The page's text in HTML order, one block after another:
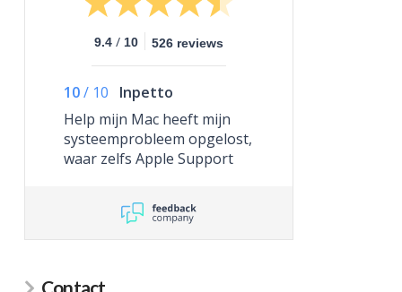
9.4 / 10 526 reviews
10/ 10
Inpetto
Help mijn Mac heeft mijn
systeemprobleem opgelost,
waar zelfs Apple Support
Contact